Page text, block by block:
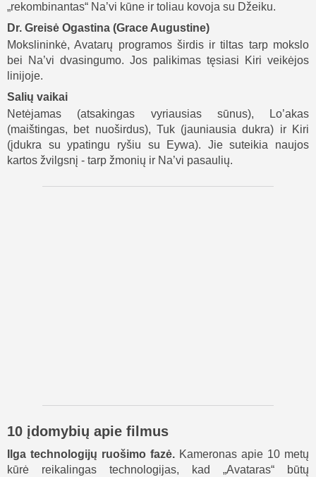
„rekombinantas“ Na’vi kūne ir toliau kovoja su Džeiku.
Dr. Greisė Ogastina (Grace Augustine)
Mokslininkė, Avatarų programos širdis ir tiltas tarp mokslo
bei Na’vi dvasingumo. Jos palikimas tęsiasi Kiri veikėjos
linijoje.
Salių vaikai
Netėjamas (atsakingas vyriausias sūnus), Lo’akas
(maištingas, bet nuoširdus), Tuk (jauniausia dukra) ir Kiri
(įdukra su ypatingu ryšiu su Eywa). Jie suteikia naujos
kartos žvilgsnį - tarp žmonių ir Na’vi pasaulių.
10 įdomybių apie filmus
Ilga technologijų ruošimo fazė. Kameronas apie 10 metų
kūrė reikalingas technologijas, kad „Avataras“ būtų